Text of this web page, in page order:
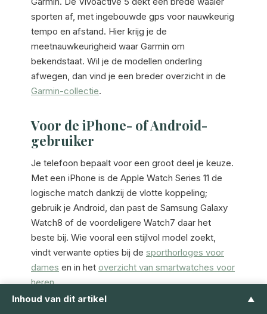
sporten af, met ingebouwde gps voor nauwkeurig
tempo en afstand. Hier krijg je de
meetnauwkeurigheid waar Garmin om
bekendstaat. Wil je de modellen onderling
afwegen, dan vind je een breder overzicht in de
Garmin-collectie.
Voor de iPhone- of Android-
gebruiker
Je telefoon bepaalt voor een groot deel je keuze.
Met een iPhone is de Apple Watch Series 11 de
logische match dankzij de vlotte koppeling;
gebruik je Android, dan past de Samsung Galaxy
Watch8 of de voordeligere Watch7 daar het
beste bij. Wie vooral een stijlvol model zoekt,
vindt verwante opties bij de sporthorloges voor
dames en in het overzicht van smartwatches voor
heren.
Inhoud van dit artikel ▲